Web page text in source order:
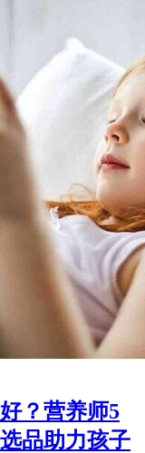
？营养师5
品助力孩子